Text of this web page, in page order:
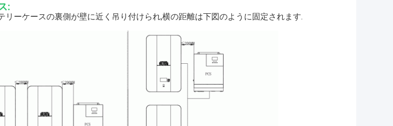
:
リーケースの裏側が壁に近く吊り付けられ,横の距離は下図のように固定されます.